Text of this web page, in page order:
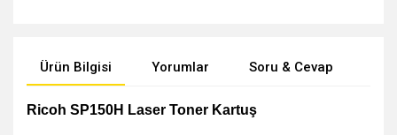
Ürün Bilgisi Yorumlar Soru & Cevap
Ricoh SP150H Laser Toner Kartuş